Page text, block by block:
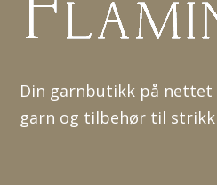
Din garnbutikk på nettet
garn og tilbehør til